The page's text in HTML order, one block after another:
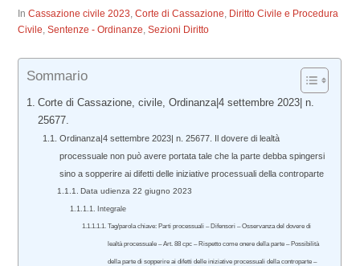
InCassazione civile 2023,Corte di Cassazione, Diritto Civile e Procedura
Civile,Sentenze - Ordinanze,Sezioni Diritto
Sommario
Corte di Cassazione, civile, Ordinanza|4 settembre 2023| n.
25677.
Ordinanza|4 settembre 2023| n. 25677. Il dovere di lealtà
processuale non può avere portata tale che la parte debba spingersi
sino a sopperire ai difetti delle iniziative processuali della controparte
Data udienza 22 giugno 2023
Integrale
Tag/parola chiave: Parti processuali – Difensori – Osservanza del dovere di
lealtà processuale – Art. 88 cpc – Rispetto come onere della parte – Possibilità
della parte di sopperire ai difetti delle iniziative processuali della controparte –